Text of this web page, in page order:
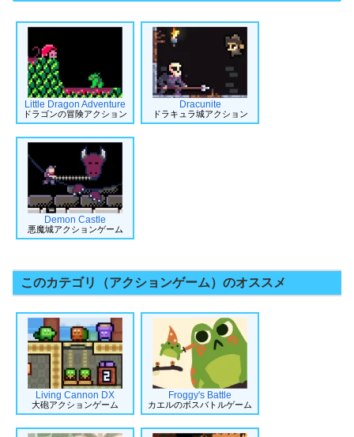
Little Dragon Adventure
ドラゴンの冒険アクション
Dracunite
ドラキュラ城アクション
Demon Castle
悪魔城アクションゲーム
このカテゴリ（アクションゲーム）のオススメ
Living Cannon DX
大砲アクションゲーム
Froggy's Battle
カエルのボスバトルゲーム